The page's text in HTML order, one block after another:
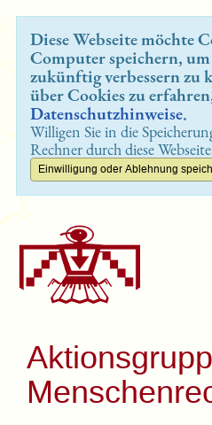
Diese Webseite möchte
Computer speichern,
zukünftig verbessern zu
über Cookies zu
Datenschutzhinweise.
Willigen Sie in die
Rechner durch diese